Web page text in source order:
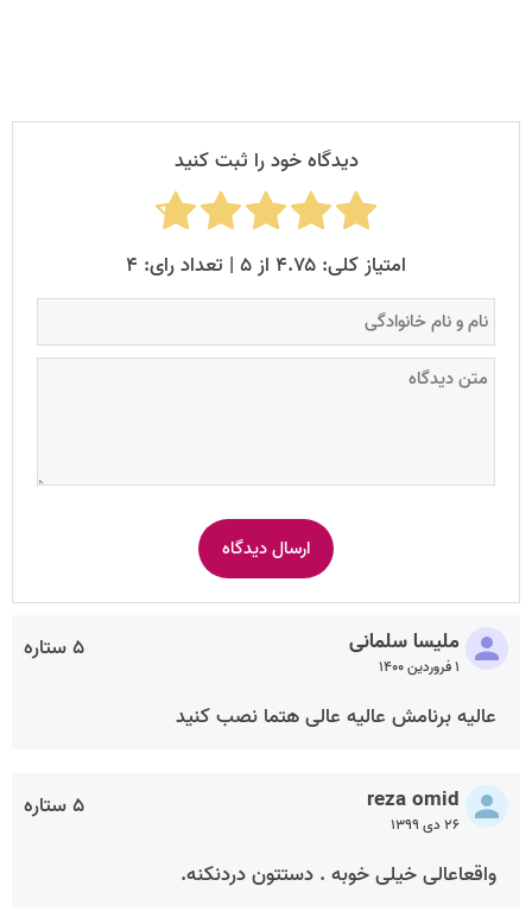
دیدگاه خود را ثبت کنید
امتیاز کلی: ۴.۷۵ از ۵ | تعداد رای: ۴
۵ ستاره ملیسا سلمانی
۱ فروردین ۱۴۰۰
عالیه برنامش عالیه عالی هتما نصب کنید
۵ ستاره reza omid
۲۶ دی ۱۳۹۹
واقعاعالی خیلی خوبه . دستتون دردنکنه.